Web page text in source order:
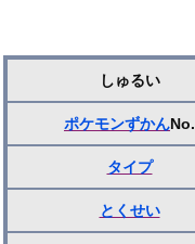
しゅるい
ポケモンずかんNo.
タイプ
とくせい